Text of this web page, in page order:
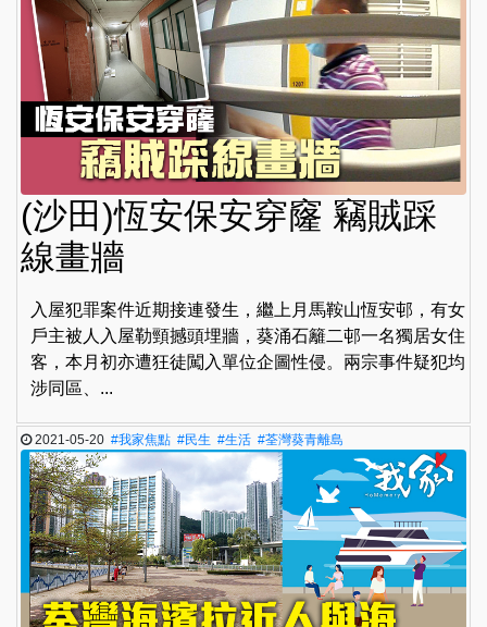
(沙田)恆安保安穿窿 竊賊踩
線畫牆
入屋犯罪案件近期接連發生，繼上月馬鞍山恆安邨，有女
戶主被人入屋勒頸撼頭埋牆，葵涌石籬二邨一名獨居女住
客，本月初亦遭狂徒闖入單位企圖性侵。兩宗事件疑犯均
涉同區、...
2021-05-20#我家焦點 #民生 #生活 #荃灣葵青離島